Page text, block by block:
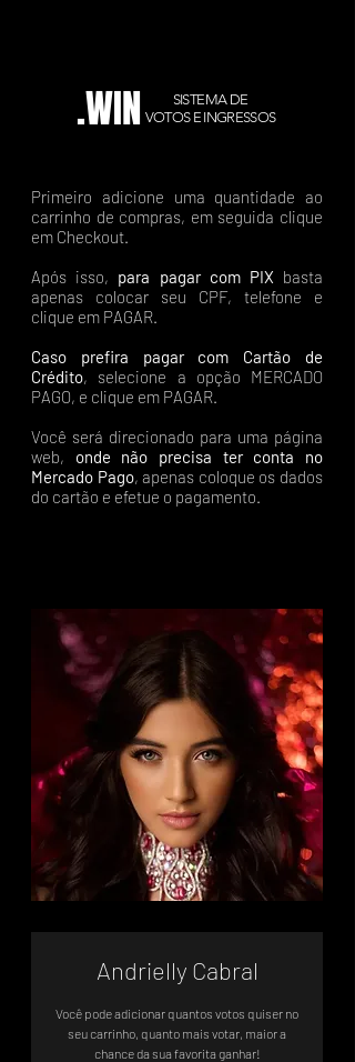
.WIN
SISTEMA DE
VOTOS E INGRESSOS
Primeiro adicione uma quantidade ao
carrinho de compras, em seguida clique
em Checkout.
Após isso, para pagar com PIX basta
apenas colocar seu CPF, telefone e
clique em PAGAR.
Caso prefira pagar com Cartão de
Crédito, selecione a opção MERCADO
PAGO, e clique em PAGAR.
Você será direcionado para uma página
web, onde não precisa ter conta no
Mercado Pago, apenas coloque os dados
do cartão e efetue o pagamento.
Andrielly Cabral
Você pode adicionar quantos votos quiser no
seu carrinho, quanto mais votar, maior a
chance da sua favorita ganhar!